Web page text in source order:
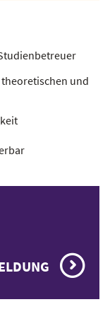
und